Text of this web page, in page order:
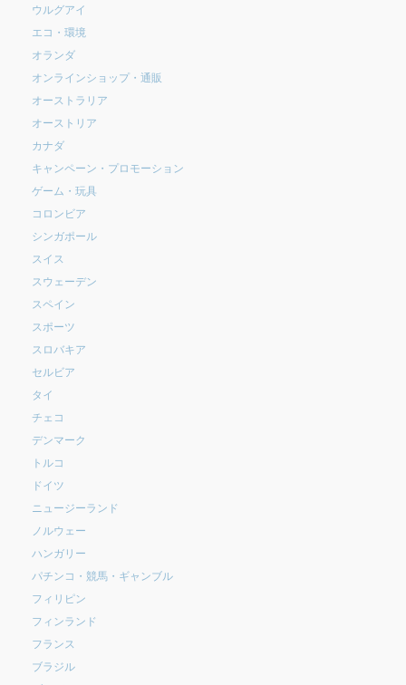
ウルグアイ
エコ・環境
オランダ
オンラインショップ・通販
オーストラリア
オーストリア
カナダ
キャンペーン・プロモーション
ゲーム・玩具
コロンビア
シンガポール
スイス
スウェーデン
スペイン
スポーツ
スロバキア
セルビア
タイ
チェコ
デンマーク
トルコ
ドイツ
ニュージーランド
ノルウェー
ハンガリー
パチンコ・競馬・ギャンブル
フィリピン
フィンランド
フランス
ブラジル